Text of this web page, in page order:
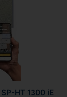
HT 1300 iE